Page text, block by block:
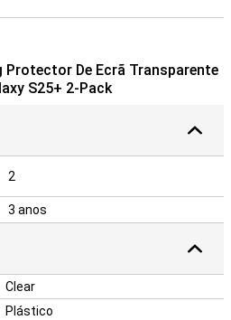
De Ecrã Transparente
S25+ 2-Pack
2
3 anos
Clear
Plástico